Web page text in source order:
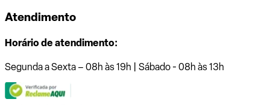
Atendimento
Horário de atendimento:
Segunda a Sexta – 08h às 19h | Sábado - 08h às 13h